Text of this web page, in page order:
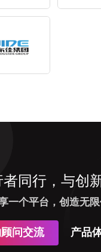
同行，与创
一个平台，创造无
问交流 产品